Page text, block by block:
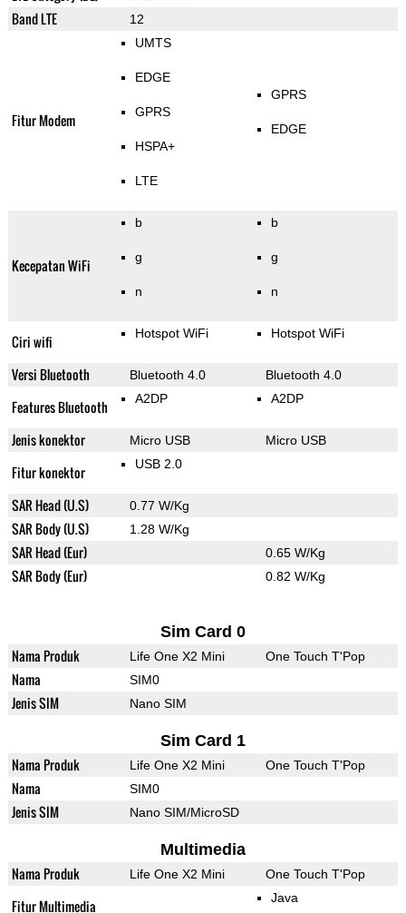
Band LTE 12
Fitur Modem
UMTS
EDGE
GPRS
HSPA+
LTE
GPRS
EDGE
Kecepatan WiFi
b
g
n
b
g
n
Ciri wifi Hotspot WiFi Hotspot WiFi
Versi Bluetooth Bluetooth 4.0 Bluetooth 4.0
Features Bluetooth A2DP A2DP
Jenis konektor Micro USB Micro USB
Fitur konektor USB 2.0
SAR Head (U.S) 0.77 W/Kg
SAR Body (U.S) 1.28 W/Kg
SAR Head (Eur) 0.65 W/Kg
SAR Body (Eur) 0.82 W/Kg
Sim Card 0
Nama Produk Life One X2 Mini One Touch T'Pop
Nama SIM0
Jenis SIM Nano SIM
Sim Card 1
Nama Produk Life One X2 Mini One Touch T'Pop
Nama SIM0
Jenis SIM Nano SIM/MicroSD
Multimedia
Nama Produk Life One X2 Mini One Touch T'Pop
Fitur Multimedia Java